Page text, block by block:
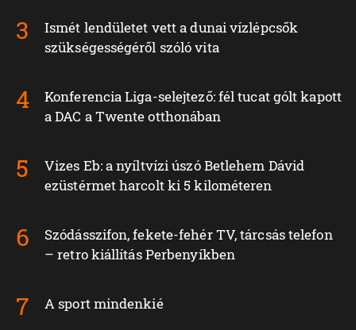
Ismét lendületet vett a dunai vízlépcsők
szükségességéről szóló vita
Konferencia Liga-selejtező: fél tucat gólt kapott
a DAC a Twente otthonában
Vizes Eb: a nyíltvízi úszó Betlehem Dávid
ezüstérmet harcolt ki 5 kilométeren
Szódásszifon, fekete-fehér TV, tárcsás telefon
– retro kiállítás Perbenyíkben
A sport mindenkié